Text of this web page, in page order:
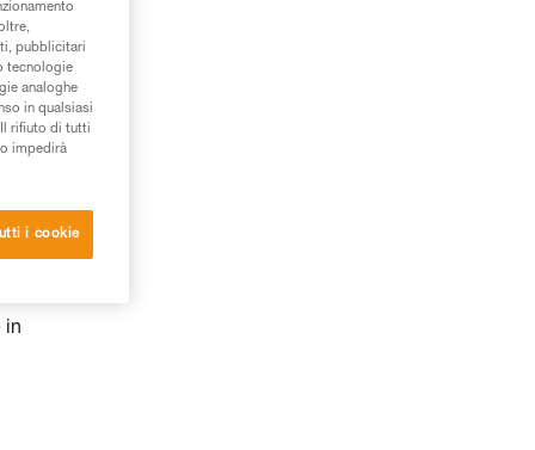
in
pubblicitari
tecnologie
analoghe
in qualsiasi
rifiuto di tutti
impedirà
i cookie